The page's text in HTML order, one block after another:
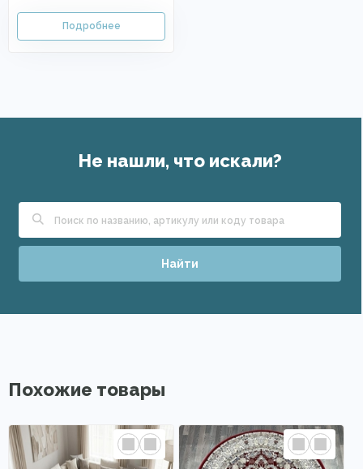
Не нашли, что искали?
Найти
Похожие товары